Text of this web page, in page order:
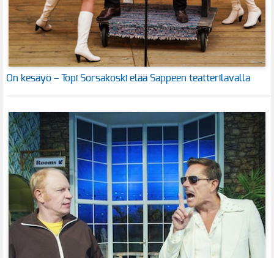
On kesäyö – Topi Sorsakoski elää Sappeen teatterilavalla